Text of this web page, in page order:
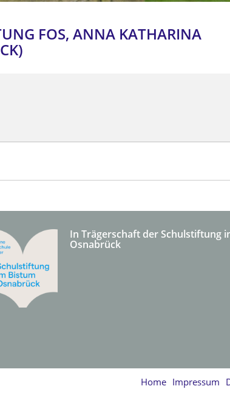
FOS, ANNA KATHARINA
In Trägerschaft der Schulstiftung
Osnabrück
Home Impressum